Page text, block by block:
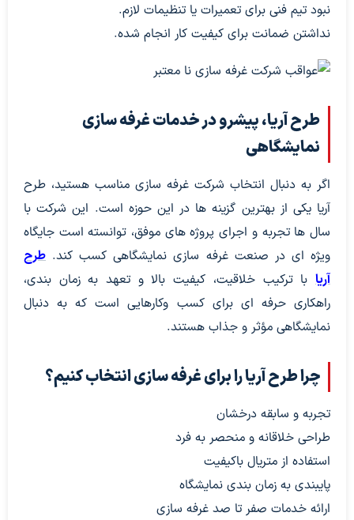
نبود تیم فنی برای تعمیرات یا تنظیمات لازم.
نداشتن ضمانت برای کیفیت کار انجام شده.
طرح آریا، پیشرو در خدمات غرفه سازی
نمایشگاهی
اگر به دنبال انتخاب شرکت غرفه سازی مناسب هستید، طرح
آریا یکی از بهترین گزینه ها در این حوزه است. این شرکت با
سال ها تجربه و اجرای پروژه های موفق، توانسته است جایگاه
ویژه ای در صنعت غرفه سازی نمایشگاهی کسب کند. طرح
آریا با ترکیب خلاقیت، کیفیت بالا و تعهد به زمان بندی،
راهکاری حرفه ای برای کسب وکارهایی است که به دنبال
نمایشگاهی مؤثر و جذاب هستند.
چرا طرح آریا را برای غرفه سازی انتخاب کنیم؟
تجربه و سابقه درخشان
طراحی خلاقانه و منحصر به فرد
استفاده از متریال باکیفیت
پایبندی به زمان بندی نمایشگاه
ارائه خدمات صفر تا صد غرفه سازی